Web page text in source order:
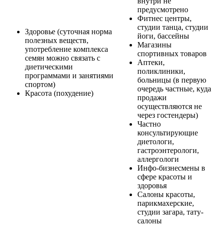
Здоровье (суточная норма
полезных веществ,
употребление комплекса
семян можно связать с
диетическими
программами и занятиями
спортом)
Красота (похудение)
предусмотрено
Фитнес центры,
студии танца, студии
йоги, бассейны
Магазины
спортивных товаров
Аптеки,
поликлиники,
больницы (в первую
очередь частные, куда
продажи
осуществляются не
через гостендеры)
Частно
консультирующие
диетологи,
гастроэнтерологи,
аллергологи
Инфо-бизнесмены в
сфере красоты и
здоровья
Салоны красоты,
парикмахерские,
студии загара, тату-
салоны